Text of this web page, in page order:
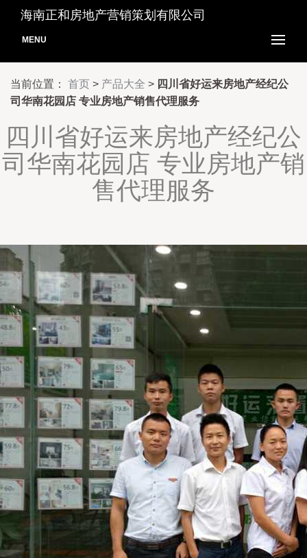
海南正和房地产营销策划有限公司
MENU
当前位置： 首页 > 产品大全 > 四川省好运来房地产经纪公
司华南花园店 专业房地产销售代理服务
四川省好运来房地产经纪公
司华南花园店 专业房地产销
售代理服务